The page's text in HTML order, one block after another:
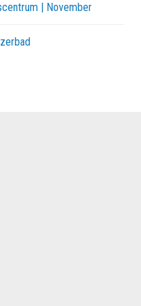
| November